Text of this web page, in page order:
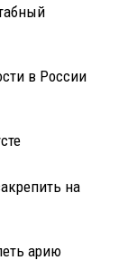
в России
на
арию